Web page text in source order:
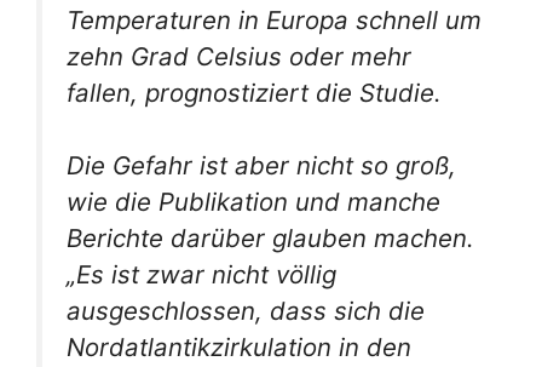
Temperaturen in Europa schnell um
zehn Grad Celsius oder mehr
fallen, prognostiziert die Studie.
Die Gefahr ist aber nicht so groß,
wie die Publikation und manche
Berichte darüber glauben machen.
„Es ist zwar nicht völlig
ausgeschlossen, dass sich die
Nordatlantikzirkulation in den